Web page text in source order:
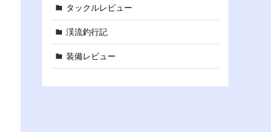
タックルレビュー
渓流釣行記
装備レビュー